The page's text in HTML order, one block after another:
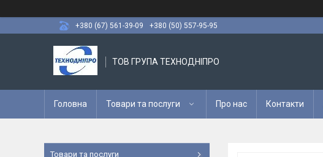
+380 (67) 561-39-09
+380 (50) 557-95-95
ТОВ ГРУПА ТЕХНОДНІПРО
Головна Товари та послуги Про нас Контакти
Товари та послуги